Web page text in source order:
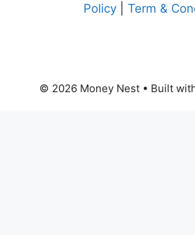
Policy| Term &
© 2026 Money Nest • Built